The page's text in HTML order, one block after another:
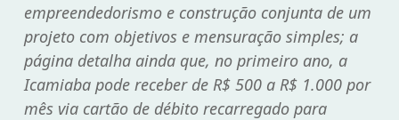
empreendedorismo e construção conjunta de um
projeto com objetivos e mensuração simples; a
página detalha ainda que, no primeiro ano, a
Icamiaba pode receber de R$ 500 a R$ 1.000 por
mês via cartão de débito recarregado para